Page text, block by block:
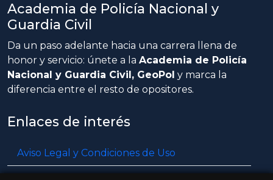
Academia de Policía Nacional y
Guardia Civil
Da un paso adelante hacia una carrera llena de
honor y servicio: únete a la Academia de Policía
Nacional y Guardia Civil, GeoPol y marca la
diferencia entre el resto de opositores.
Enlaces de interés
Aviso Legal y Condiciones de Uso